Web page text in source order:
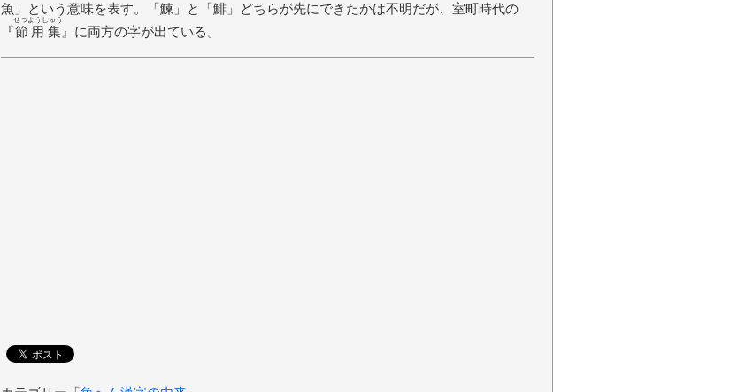
魚」という意味を表す。「鰊」と「鯡」どちらが先にできたかは不明だが、室町時代の
『節用集
せつようしゅう
』に両方の字が出ている。